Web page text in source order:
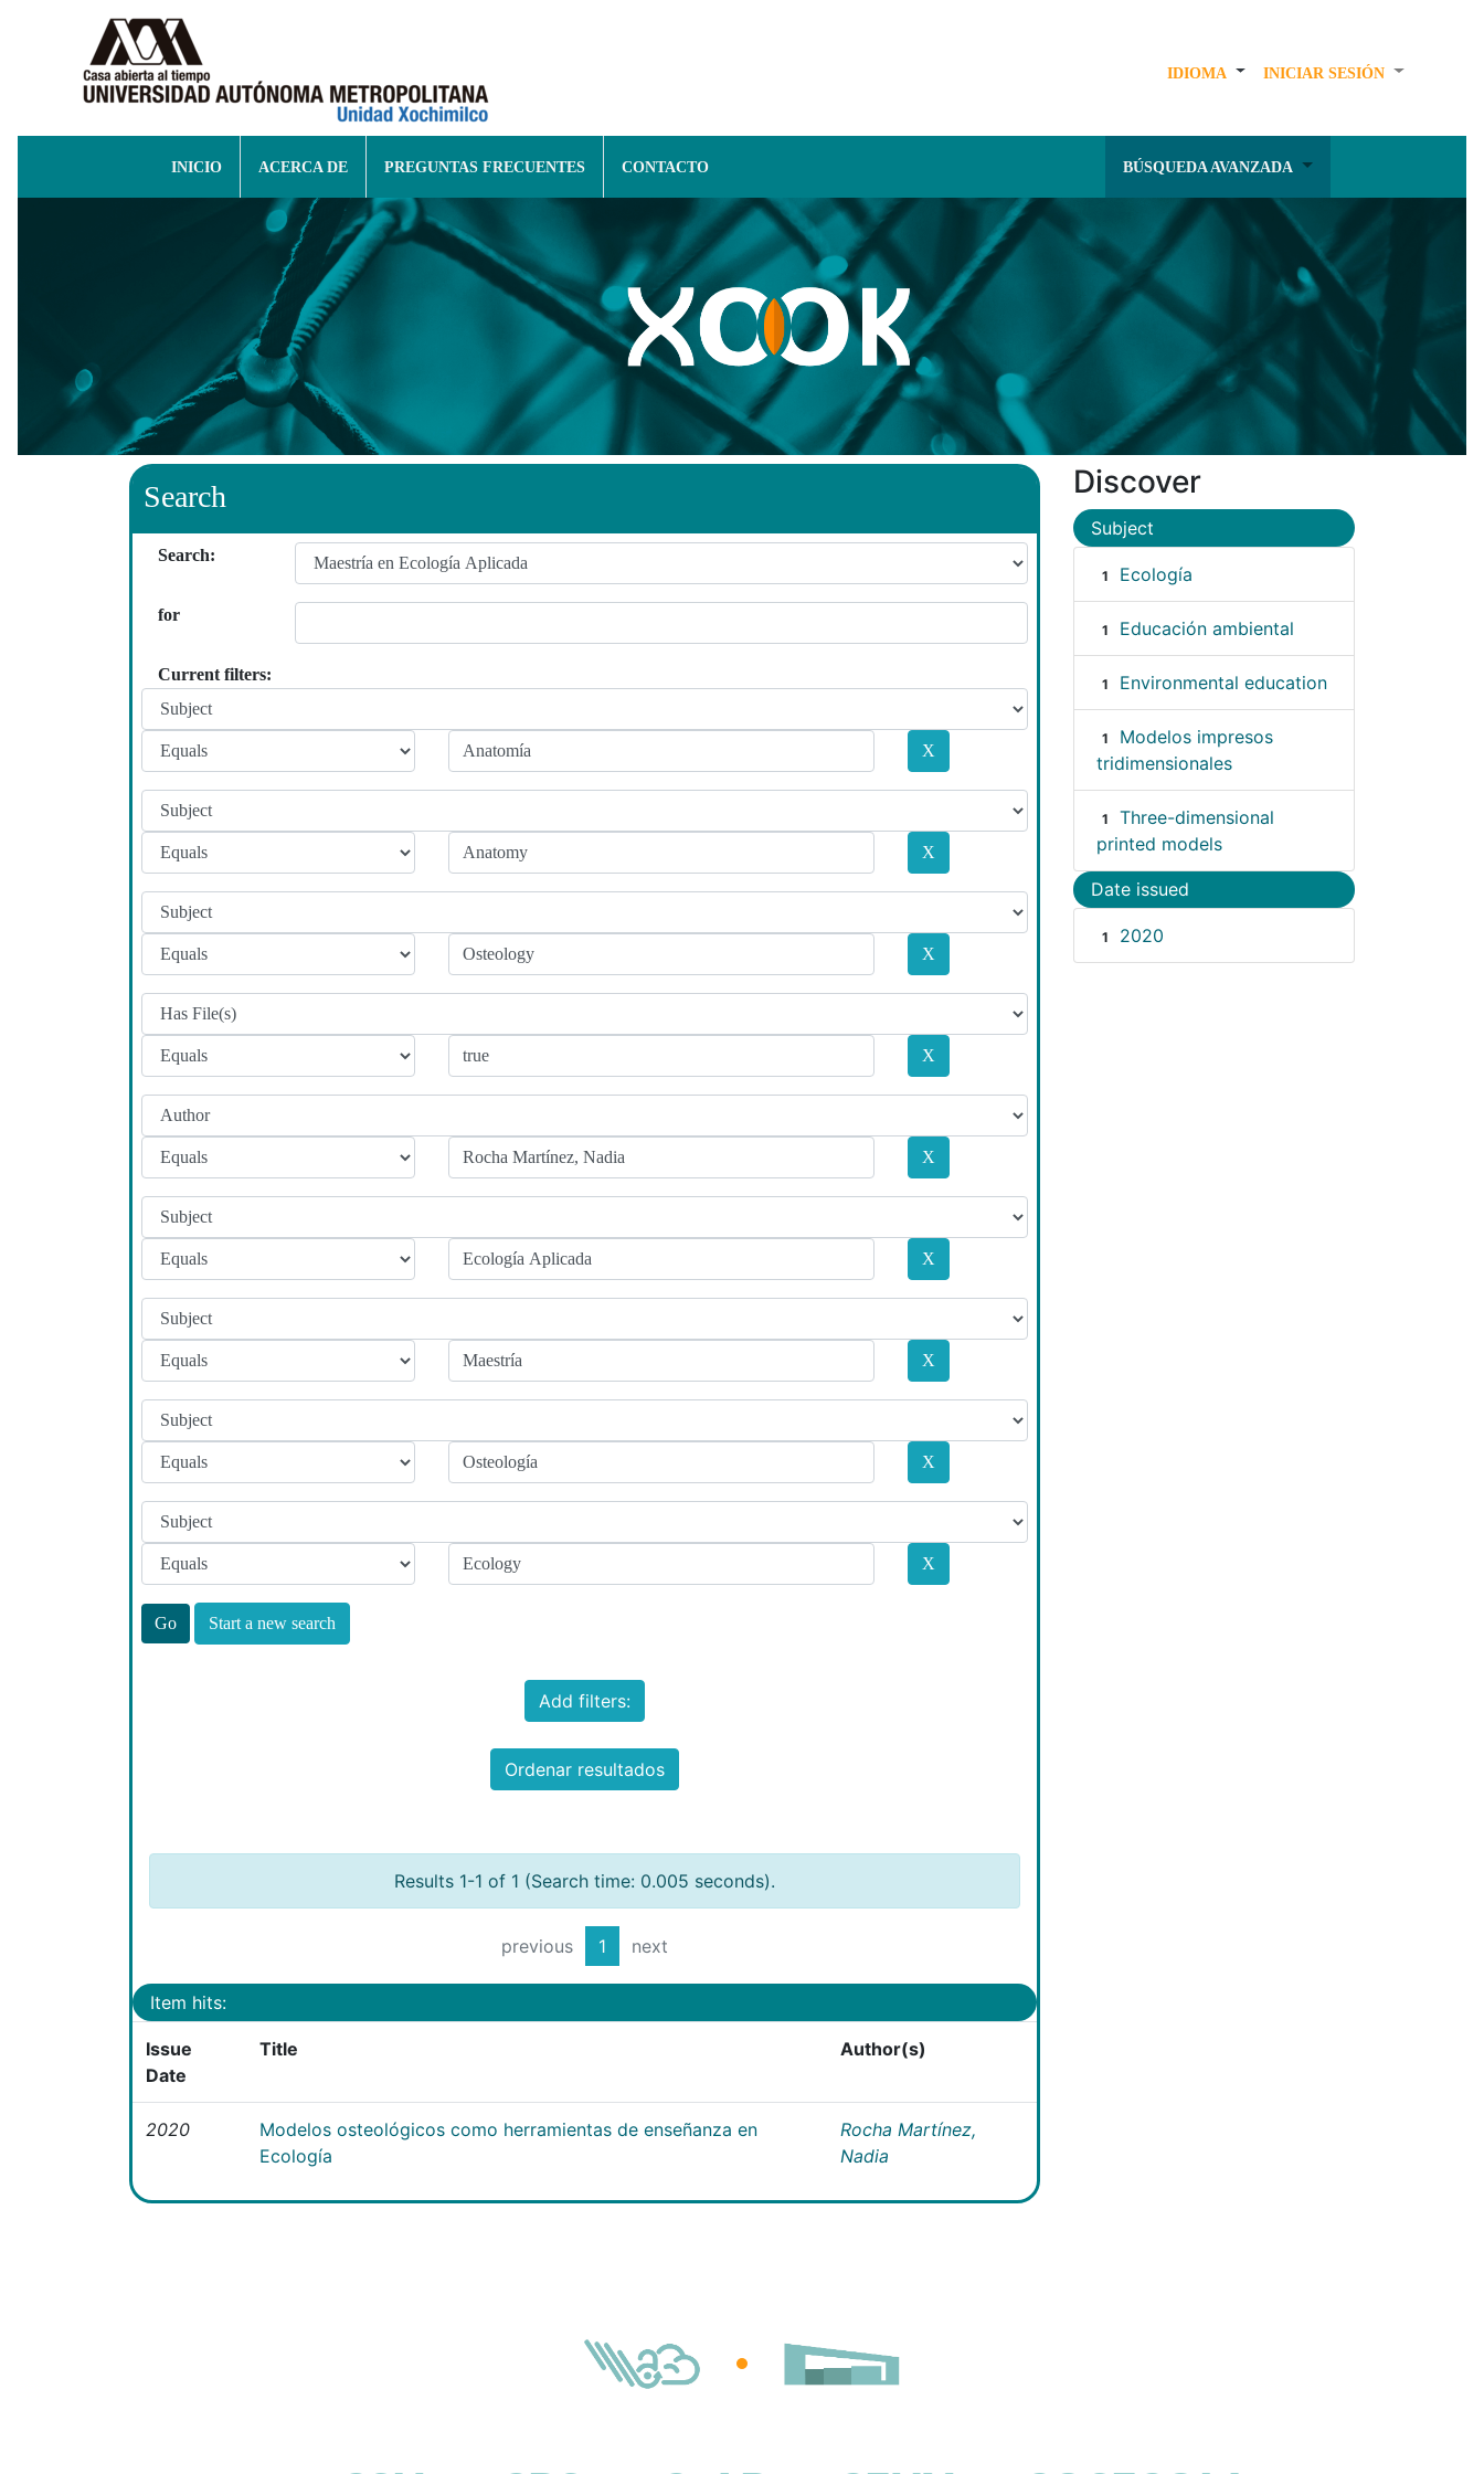
IDIOMA INICIAR SESIÓN
INICIO ACERCA DE PREGUNTAS FRECUENTES CONTACTO BÚSQUEDA AVANZADA
Search
Search:
for
Current filters:
Start a new search
Add filters:
Ordenar resultados
Results 1-1 of 1 (Search time: 0.005 seconds).
previous 1 next
Item hits:
Issue
Date
Title Author(s)
2020
Modelos osteológicos como herramientas de enseñanza en
Ecología
Rocha Martínez,
Nadia
Discover
Subject
1 Ecología
1 Educación ambiental
1 Environmental education
1
Modelos impresos
tridimensionales
1
Three-dimensional
printed models
Date issued
1 2020